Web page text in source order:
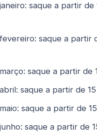
saque a partir de
saque a partir
saque a partir de
saque a partir de
saque a partir de
saque a partir de